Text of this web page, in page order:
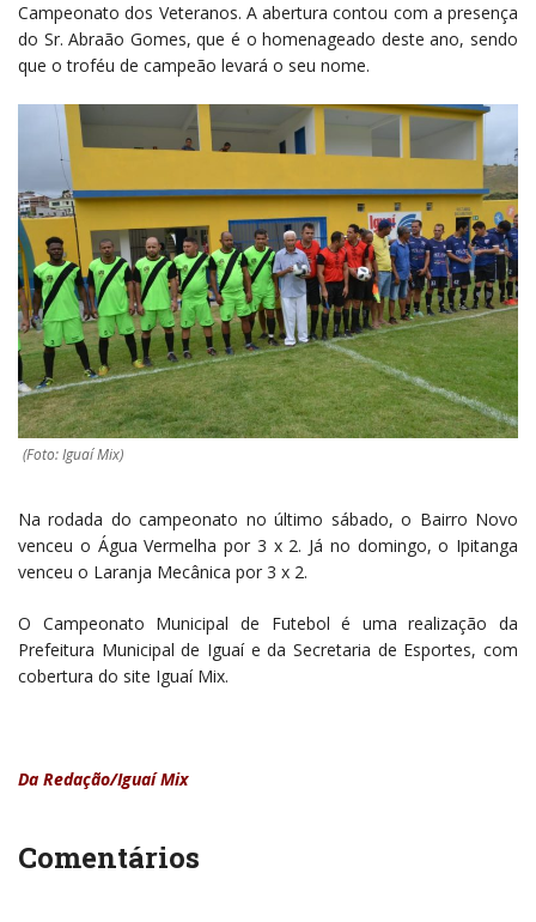
Campeonato dos Veteranos. A abertura contou com a presença
do Sr. Abraão Gomes, que é o homenageado deste ano, sendo
que o troféu de campeão levará o seu nome.
(Foto: Iguaí Mix)
Na rodada do campeonato no último sábado, o Bairro Novo
venceu o Água Vermelha por 3 x 2. Já no domingo, o Ipitanga
venceu o Laranja Mecânica por 3 x 2.
O Campeonato Municipal de Futebol é uma realização da
Prefeitura Municipal de Iguaí e da Secretaria de Esportes, com
cobertura do site Iguaí Mix.
Da Redação/Iguaí Mix
Comentários